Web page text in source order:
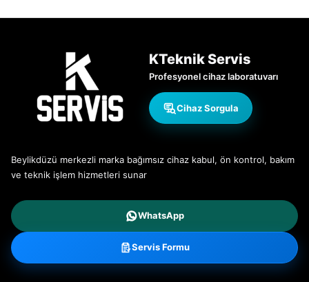
KTeknik Servis
Profesyonel cihaz laboratuvarı
Cihaz Sorgula
Beylikdüzü merkezli marka bağımsız cihaz kabul, ön kontrol, bakım
ve teknik işlem hizmetleri sunar
WhatsApp
Servis Formu